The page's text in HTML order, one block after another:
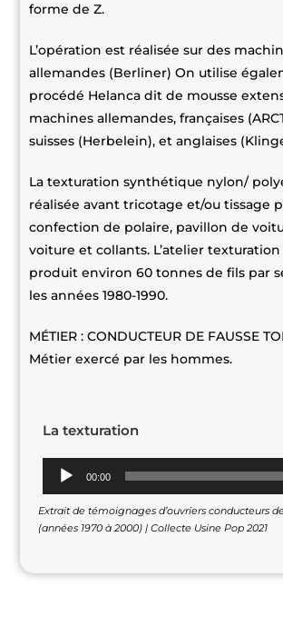
forme de Z.
L’opération est réalisée sur des
allemandes (Berliner) On utilise
procédé Helanca dit de mousse
machines allemandes, françaises
suisses (Herbelein), et anglaises
La texturation synthétique nylon/
réalisée avant tricotage et/ou tissage
confection de polaire, pavillon de
voiture et collants. L’atelier texturation
produit environ 60 tonnes de fils par
les années 1980-1990.
MÉTIER : CONDUCTEUR DE FAUSSE
Métier exercé par les hommes.
La texturation
Lecteur
audio
00:00
Extrait de témoignages d’ouvriers conducteurs
(années 1970 à 2000) | Collecte Usine Pop 2021